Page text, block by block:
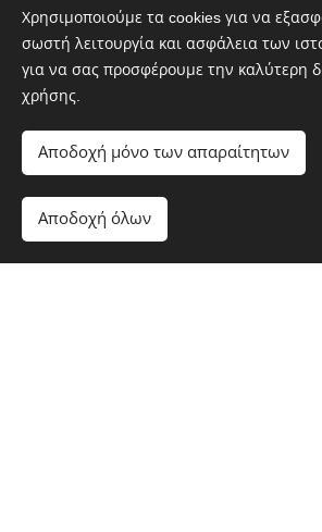
Χρησιμοποιούμε τα cookies για να
σωστή λειτουργία και ασφάλεια των
για να σας προσφέρουμε την καλύτερη
χρήσης.
Αποδοχή μόνο των απαραίτητων
Αποδοχή όλων